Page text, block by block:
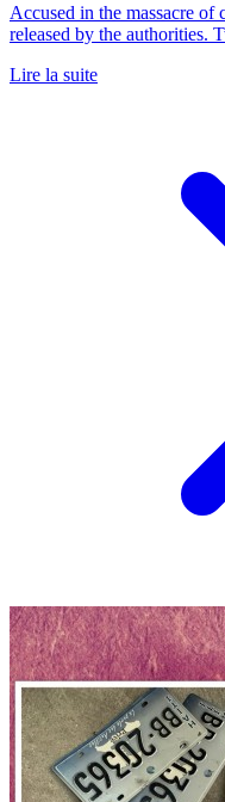
Accused in the massacre of
released by the authorities.
Lire la suite